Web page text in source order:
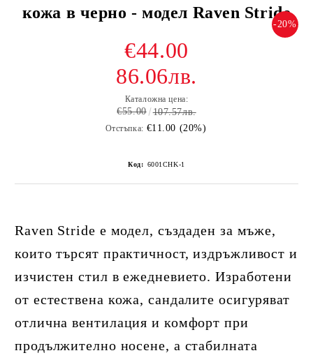
кожа в черно - модел Raven Stride
-20%
€44.00
86.06лв.
Каталожна цена:
€55.00 107.57лв.
Отстъпка: €11.00 (20%)
Код: 6001CHK-1
Raven Stride е модел, създаден за мъже,
които търсят практичност, издръжливост и
изчистен стил в ежедневието. Изработени
от естествена кожа, сандалите осигуряват
отлична вентилация и комфорт при
продължително носене, а стабилната